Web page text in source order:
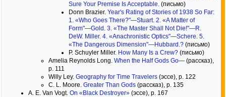
Sure Your Premise Is Acceptable. (письмо)
Donn Brazier. Year's Rating of Stories of 1938 So Far:
1. «Who Goes There?"—Stuart. 2. «A Matter of
Form"—Gold. 3. «The Master Shall Not Die!"—R.
DeW. Miller. 4. «Anachronistic Optics"—Schere. 5.
«The Dangerous Dimension"—Hubbard.? (письмо)
P. Schuyler Miller. How Many Is a Crew? (письмо)
Amelia Reynolds Long. When the Half Gods Go— (рассказ),
p. 111
Willy Ley. Geography for Time Travelers (эссе), p. 122
C. L. Moore. Greater Than Gods (рассказ), p. 135
A. E. Van Vogt. On «Black Destroyer» (эссе), p. 167